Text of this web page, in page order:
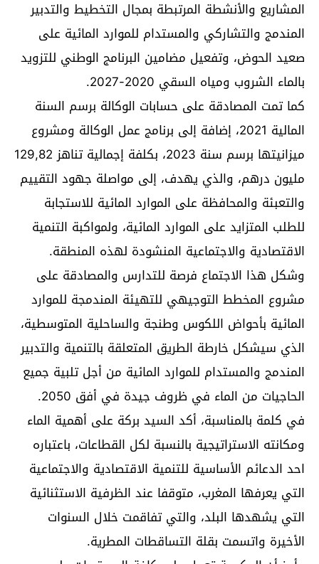
المشاريع والأنشطة المرتبطة بمجال التخطيط والتدبير
المندمج والتشاركي والمستدام للموارد المائية على
صعيد الحوض، وتفعيل مضامين البرنامج الوطني للتزويد
بالماء الشروب ومياه السقي 2020-2027.
كما تمت المصادقة على حسابات الوكالة برسم السنة
المالية 2021، إضافة إلى برنامج عمل الوكالة ومشروع
ميزانيتها برسم سنة 2023، بكلفة إجمالية تناهز 129,82
مليون درهم، والذي يهدف، إلى مواصلة جهود التقييم
والتعبئة والمحافظة على الموارد المائية للاستجابة
للطلب المتزايد على الموارد المائية، ولمواكبة التنمية
الاقتصادية والاجتماعية المنشودة لهذه المنطقة.
وشكل هذا الاجتماع فرصة للتدارس والمصادقة على
مشروع المخطط التوجيهي للتهيئة المندمجة للموارد
المائية بأحواض اللكوس وطنجة والساحلية المتوسطية،
الذي سيشكل خارطة الطريق المتعلقة بالتنمية والتدبير
المندمج والمستدام للموارد المائية من أجل تلبية جميع
الحاجيات من الماء في ظروف جيدة في أفق 2050.
في كلمة بالمناسبة، أكد السيد بركة على أهمية الماء
ومكانته الاستراتيجية بالنسبة لكل القطاعات، باعتباره
احد الدعائم الأساسية للتنمية الاقتصادية والاجتماعية
التي يعرفها المغرب، متوقفا عند الظرفية الاستثنائية
التي يشهدها البلد، والتي تفاقمت خلال السنوات
الأخيرة واتسمت بقلة التساقطات المطرية.